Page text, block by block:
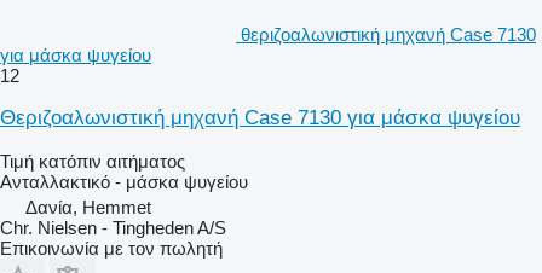
θεριζοαλωνιστική μηχανή Case 7130
για μάσκα ψυγείου
12
Θεριζοαλωνιστική μηχανή Case 7130 για μάσκα ψυγείου
Τιμή κατόπιν αιτήματος
Ανταλλακτικό - μάσκα ψυγείου
Δανία, Hemmet
Chr. Nielsen - Tingheden A/S
Επικοινωνία με τον πωλητή